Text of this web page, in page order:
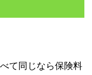
て同じなら保険料